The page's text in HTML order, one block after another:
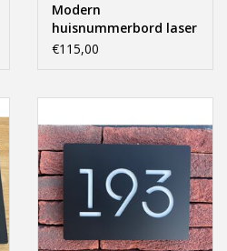
Modern
huisnummerbord laser
gesneden 40x20cm.
€115,00